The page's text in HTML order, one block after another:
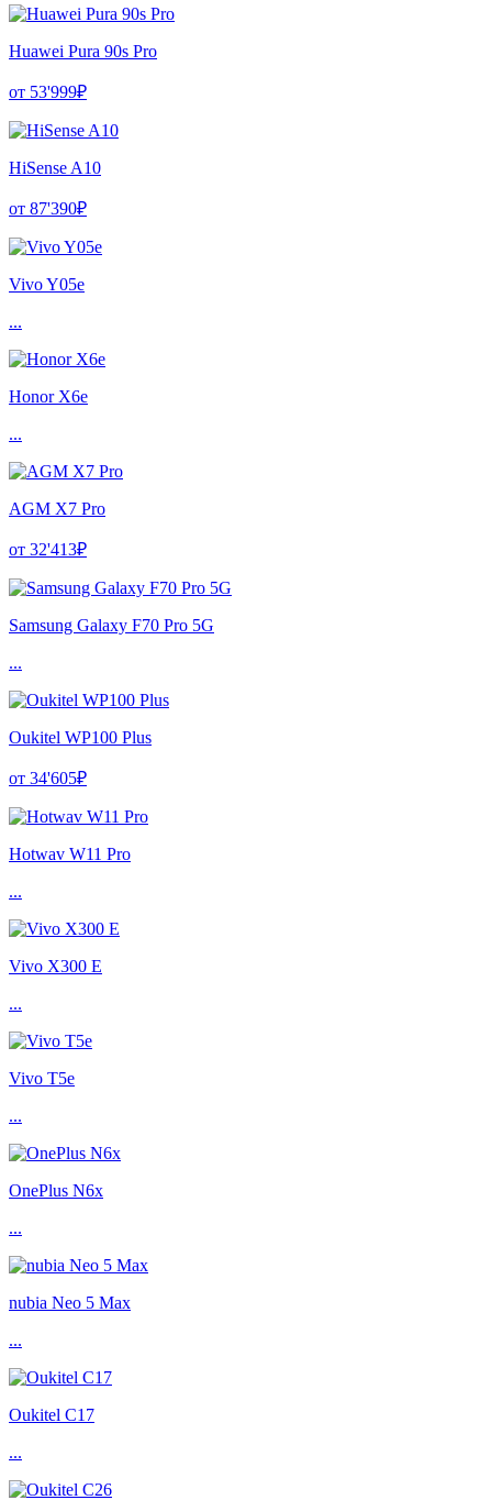
Huawei Pura 90s Pro
от 53'999₽
HiSense A10
от 87'390₽
Vivo Y05e
...
Honor X6e
...
AGM X7 Pro
от 32'413₽
Samsung Galaxy F70 Pro 5G
...
Oukitel WP100 Plus
от 34'605₽
Hotwav W11 Pro
...
Vivo X300 E
...
Vivo T5e
...
OnePlus N6x
...
nubia Neo 5 Max
...
Oukitel C17
...